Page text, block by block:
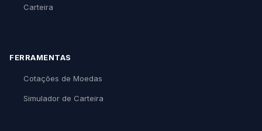
Carteira
FERRAMENTAS
Cotações de Moedas
Simulador de Carteira